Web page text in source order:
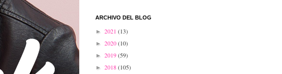
ARCHIVO DEL BLOG
► 2021 (13)
► 2020(10)
► 2019(59)
► 2018(105)